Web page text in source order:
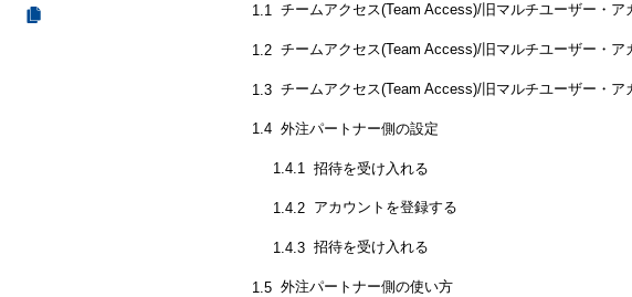
1.1 チームアクセス(Team Access)/旧マルチユーザー・
1.2 チームアクセス(Team Access)/旧マルチユーザー・
1.3 チームアクセス(Team Access)/旧マルチユーザー・
1.4 外注パートナー側の設定
1.4.1 招待を受け入れる
1.4.2 アカウントを登録する
1.4.3 招待を受け入れる
1.5 外注パートナー側の使い方